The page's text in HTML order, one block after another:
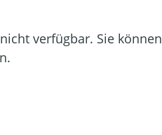
verfügbar. Sie können